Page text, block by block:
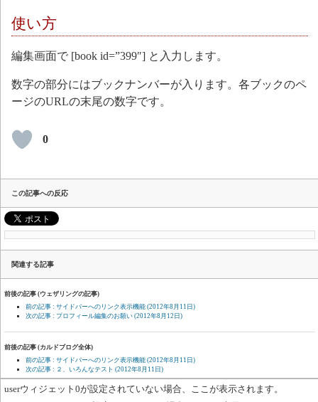
使い方
編集画面で [book id=”399″] と入力します。
数字の部分にはブックナンバーが入ります。各ブックのペ
ージのURLの末尾の数字です。
0
この記事への反応
関連する記事
前後の記事 (ウェザリングの記事)
前の記事 : サイドバーへのリンク表示機能 (2012年8月11日)
次の記事 : プロフィール編集のお願い (2012年8月12日)
前後の記事 (カルドブログ全体)
前の記事 : サイドバーへのリンク表示機能 (2012年8月11日)
次の記事 : ２、いろんなテスト (2012年8月11日)
userウィジェット0が設定されていない場合、ここが表示されます。